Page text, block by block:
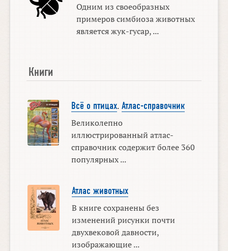
Одним из своеобразных
примеров симбиоза животных
является жук-гусар, ...
Книги
Всё о птицах. Атлас-справочник
Великолепно
иллюстрированный атлас-
справочник содержит более 360
популярных ...
Атлас животных
В книге сохранены без
изменений рисунки почти
двухвековой давности,
изображающие ...